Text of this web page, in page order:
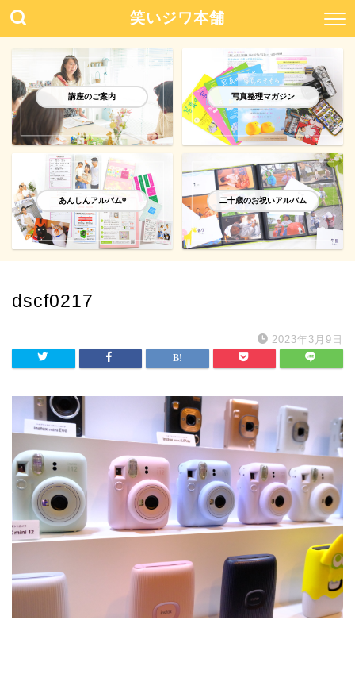
笑いジワ本舗
講座のご案内 写真整理マガジン
あんしんアルバム®️ 二十歳のお祝いアルバム
dscf0217
2023年3月9日